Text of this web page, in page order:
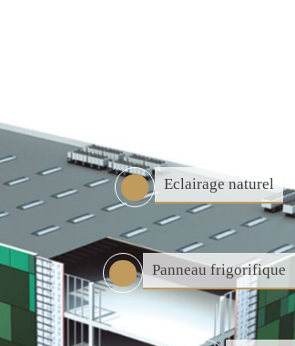
Eclairage naturel
Panneau frigorifique